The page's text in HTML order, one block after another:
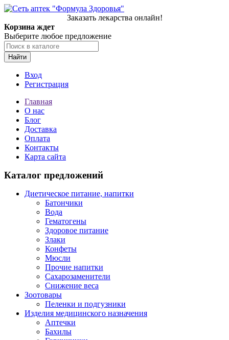
Заказать лекарства онлайн!
Корзина ждет
Выберите любое предложение
Найти
Вход
Регистрация
Главная
О нас
Блог
Доставка
Оплата
Контакты
Карта сайта
Каталог предложений
Диетическое питание, напитки
Батончики
Вода
Гематогены
Здоровое питание
Злаки
Конфеты
Мюсли
Прочие напитки
Сахарозаменители
Снижение веса
Зоотовары
Пеленки и подгузники
Изделия медицинского назначения
Аптечки
Бахилы